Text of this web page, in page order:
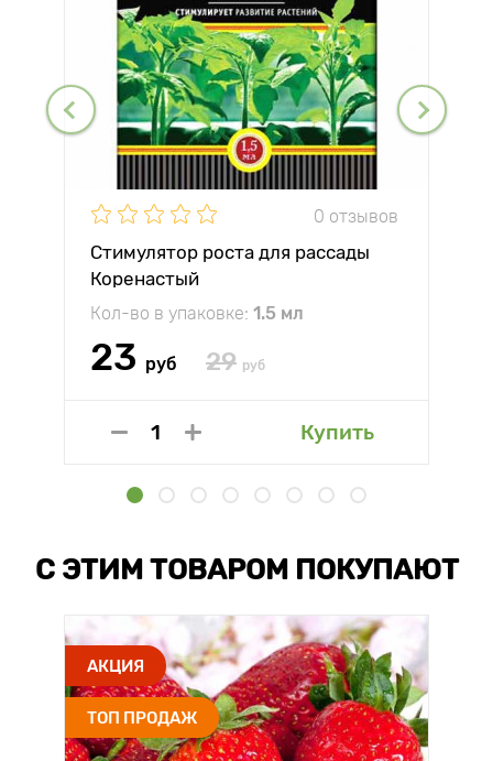
0 отзывов
Стимулятор роста для рассады
Коренастый
Кол-во в упаковке: 1.5 мл
23 руб 29 руб
Купить
С ЭТИМ ТОВАРОМ ПОКУПАЮТ
АКЦИЯ
ТОП ПРОДАЖ